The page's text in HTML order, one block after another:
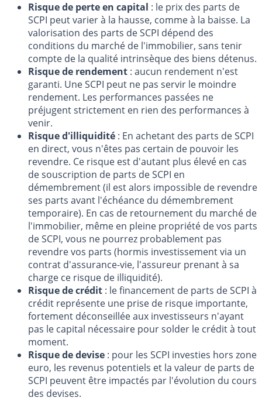
Risque de perte en capital : le prix des parts de
SCPI peut varier à la hausse, comme à la baisse. La
valorisation des parts de SCPI dépend des
conditions du marché de l'immobilier, sans tenir
compte de la qualité intrinsèque des biens détenus.
Risque de rendement : aucun rendement n'est
garanti. Une SCPI peut ne pas servir le moindre
rendement. Les performances passées ne
préjugent strictement en rien des performances à
venir.
Risque d'illiquidité : En achetant des parts de SCPI
en direct, vous n'êtes pas certain de pouvoir les
revendre. Ce risque est d'autant plus élevé en cas
de souscription de parts de SCPI en
démembrement (il est alors impossible de revendre
ses parts avant l'échéance du démembrement
temporaire). En cas de retournement du marché de
l'immobilier, même en pleine propriété de vos parts
de SCPI, vous ne pourrez probablement pas
revendre vos parts (hormis investissement via un
contrat d'assurance-vie, l'assureur prenant à sa
charge ce risque de illiquidité).
Risque de crédit : le financement de parts de SCPI à
crédit représente une prise de risque importante,
fortement déconseillée aux investisseurs n'ayant
pas le capital nécessaire pour solder le crédit à tout
moment.
Risque de devise : pour les SCPI investies hors zone
euro, les revenus potentiels et la valeur de parts de
SCPI peuvent être impactés par l'évolution du cours
des devises.